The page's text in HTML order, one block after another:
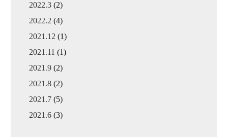
2022.3 (2)
2022.2 (4)
2021.12 (1)
2021.11 (1)
2021.9 (2)
2021.8 (2)
2021.7 (5)
2021.6 (3)